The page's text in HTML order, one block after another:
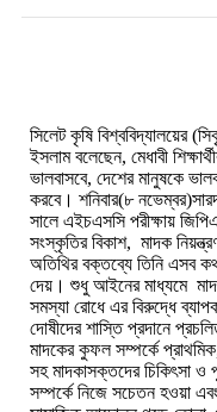
সিলেট কৃষি বিশ্ববিদ্যালয়ের
ইসলাম বলেছেন, মেধাবী
ভালবাসবে, দেশের মানুষকে
করবে। শনিবার(৮
সালে এইচএসসি পরীক্ষায়
সংস্কৃতির বিকাশ, মাদক
অতিথির বক্তব্যে তিনি এসব
দেয়। শুধু আইনের মাধ্যমে
সমস্যা রোধে এর বিরুদ্ধে
দোষীদের শাস্তি প্রদানে
মাদকের কুফল সম্পর্কে
সহ মাদকাসক্তদের চিকিৎসা ও
সম্পর্কে নিজে সচেতন হওয়া